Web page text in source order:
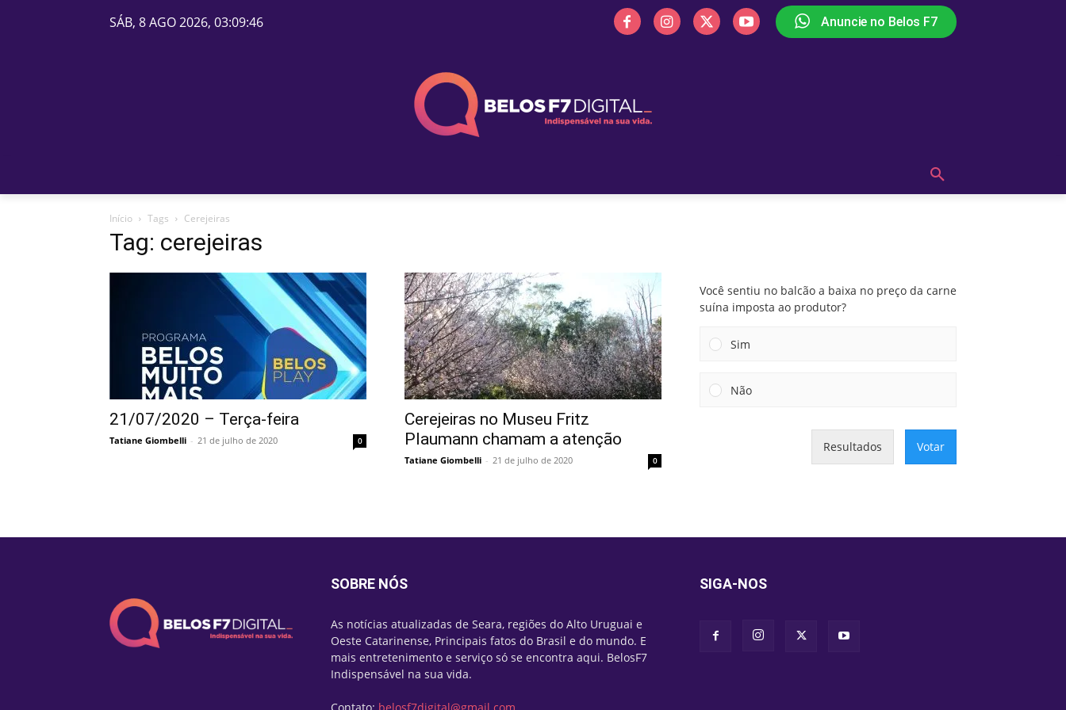
SÁB, 8 AGO 2026, 03:09:46 Anuncie no Belos F7
Início Tags Cerejeiras
Tag: cerejeiras
21/07/2020 – Terça-feira
Tatiane Giombelli - 21 de julho de 2020 0
Cerejeiras no Museu Fritz
Plaumann chamam a atenção
Tatiane Giombelli - 21 de julho de 2020 0
Você sentiu no balcão a baixa no preço da carne
suína imposta ao produtor?
Sim
Não
Resultados Votar
SOBRE NÓS
As notícias atualizadas de Seara, regiões do Alto Uruguai e
Oeste Catarinense, Principais fatos do Brasil e do mundo. E
mais entretenimento e serviço só se encontra aqui. BelosF7
Indispensável na sua vida.
SIGA-NOS